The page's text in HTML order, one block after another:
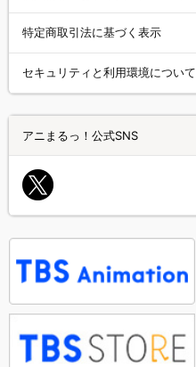
特定商取引法に基づく表示
セキュリティと利用環境について
アニまるっ！公式SNS